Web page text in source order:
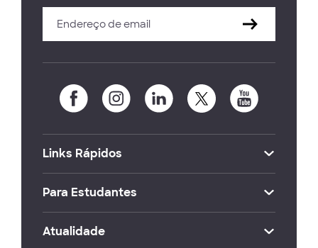
Links Rápidos
Para Estudantes
Atualidade